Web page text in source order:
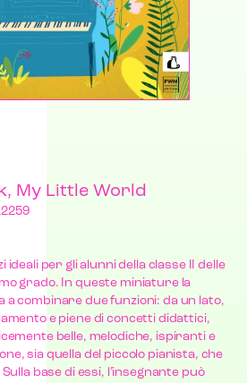
日本語
2022
My Little World
ideali per gli alunni della classe II delle
grado. In queste miniature la
combinare due funzioni: da un lato,
e piene di concetti didattici,
belle, melodiche, ispiranti e
sia quella del piccolo pianista, che
base di essi, l’insegnante può